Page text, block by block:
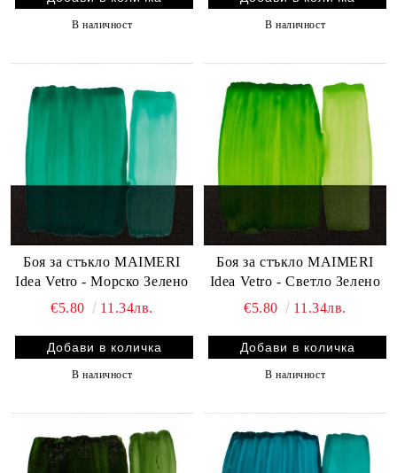
В наличност В наличност
Боя за стъкло MAIMERI
Idea Vetro - Морско Зелено
€5.80
11.34лв.
В наличност
Боя за стъкло MAIMERI
Idea Vetro - Светло Зелено
€5.80
11.34лв.
В наличност